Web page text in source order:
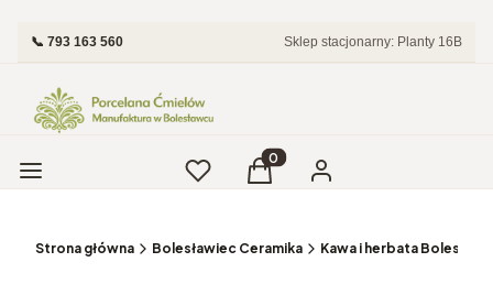
📞 793 163 560 Sklep stacjonarny: Planty 16B
Menu UlubioneProdukty w koszyku: 0.
Koszyk Zaloguj się
Strona główna Bolesławiec Ceramika Kawa i herbata